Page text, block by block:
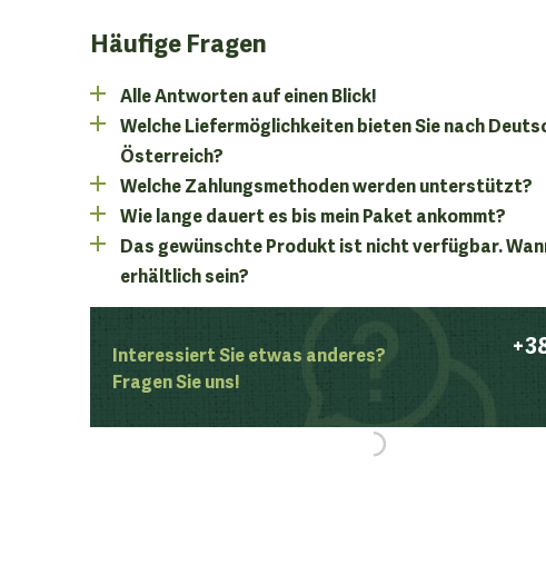
Häufige Fragen
Alle Antworten auf einen Blick!
Welche Liefermöglichkeiten bieten Sie nach
Österreich?
Welche Zahlungsmethoden werden unterstützt?
Wie lange dauert es bis mein Paket ankommt?
Das gewünschte Produkt ist nicht verfügbar.
erhältlich sein?
Interessiert Sie etwas anderes?
Fragen Sie uns!